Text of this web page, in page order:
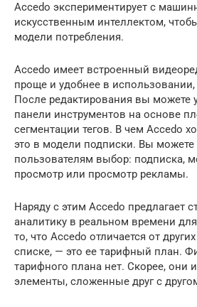
Accedo экспериментирует с
искусственным интеллектом,
модели потребления.
Accedo имеет встроенный
проще и удобнее в использовании,
После редактирования вы можете
панели инструментов на основе
сегментации тегов. В чем Accedo
это в модели подписки. Вы можете
пользователям выбор: подписка,
просмотр или просмотр рекламы.
Наряду с этим Accedo предлагает
аналитику в реальном времени
то, что Accedo отличается от
списке, — это ее тарифный план.
тарифного плана нет. Скорее, они
элементы, сложенные друг с